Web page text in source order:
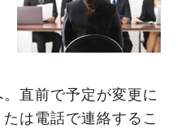
直前で予定が変更に
は電話で連絡するこ